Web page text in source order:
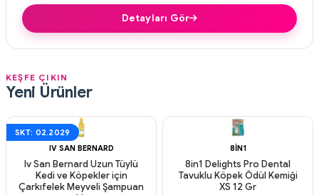
Detayları Gör
KEŞFE ÇIKIN
Yeni Ürünler
SKT: 02.2029
IV SAN BERNARD
Iv San Bernard Uzun Tüylü
Kedi ve Köpekler için
Çarkıfelek Meyveli Şampuan
Aynı Gün Kargo
8IN1
8in1 Delights Pro Dental
Tavuklu Köpek Ödül Kemiği
XS 12 Gr
Aynı Gün Kargo